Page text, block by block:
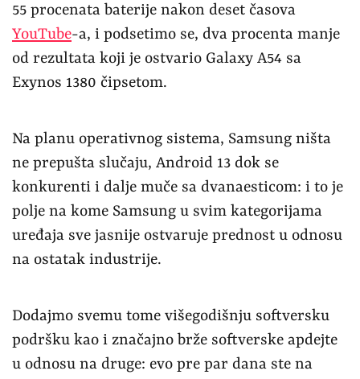
55 procenata baterije nakon deset časova
YouTube-a, i podsetimo se, dva procenta manje
od rezultata koji je ostvario Galaxy A54 sa
Exynos 1380 čipsetom.
Na planu operativnog sistema, Samsung ništa
ne prepušta slučaju, Android 13 dok se
konkurenti i dalje muče sa dvanaesticom: i to je
polje na kome Samsung u svim kategorijama
uređaja sve jasnije ostvaruje prednost u odnosu
na ostatak industrije.
Dodajmo svemu tome višegodišnju softversku
podršku kao i značajno brže softverske apdejte
u odnosu na druge: evo pre par dana ste na